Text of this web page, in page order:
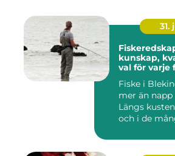
31.
kunskap,
val för varje
Fiske i
mer än
Längs
och i de